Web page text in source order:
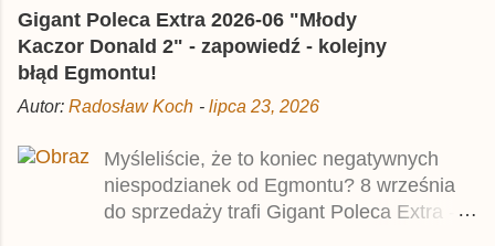
wynosi 49,99 zł i zamówicie go także z
rabatem na Egmont.pl . Za przekład
odpowiadał Jacek Drewnowski.
Publikacja jest przedrukiem drugiego
Taschenbuch Phantomias Collection ,
który trafił do sprzedaży pod koniec
2025 roku.
Gigant Poleca Extra 2026-06 "Młody
Kaczor Donald 2" - zapowiedź - kolejny
błąd Egmontu!
Autor: Radosław Koch - lipca 23, 2026
Myśleliście, że to koniec negatywnych
niespodzianek od Egmontu? 8 września
do sprzedaży trafi Gigant Poleca Extra -